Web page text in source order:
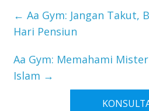
← Aa Gym: Jangan Takut,
Hari Pensiun
Aa Gym: Memahami
Islam →